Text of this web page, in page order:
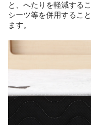
と、へたりを軽減する
シーツ等を併用するこ
ます。